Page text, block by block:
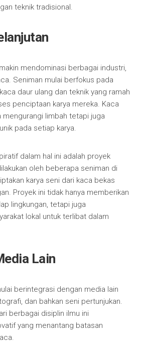
teknik tradisional.
mendominasi berbagai industri,
Seniman mulai berfokus pada
daur ulang dan teknik yang ramah
penciptaan karya mereka. Kaca
mengurangi limbah tetapi juga
pada setiap karya.
dalam hal ini adalah proyek
oleh beberapa seniman di
karya seni dari kaca bekas
Proyek ini tidak hanya memberikan
lingkungan, tetapi juga
lokal untuk terlibat dalam
Lain
berintegrasi dengan media lain
dan bahkan seni pertunjukan.
berbagai disiplin ilmu ini
yang menantang batasan